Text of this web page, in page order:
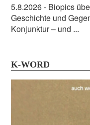
5.8.2026- Biopics
Geschichte und
Konjunktur – und ...
K-WORD